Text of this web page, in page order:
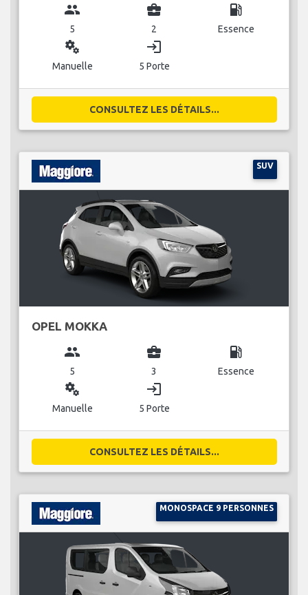
group
5
business_center
2
local_gas_station
Essence
miscellaneous_services
Manuelle
login
5 Porte
CONSULTEZ LES DÉTAILS...
SUV
OPEL MOKKA
group
5
business_center
3
local_gas_station
Essence
miscellaneous_services
Manuelle
login
5 Porte
CONSULTEZ LES DÉTAILS...
MONOSPACE 9 PERSONNES